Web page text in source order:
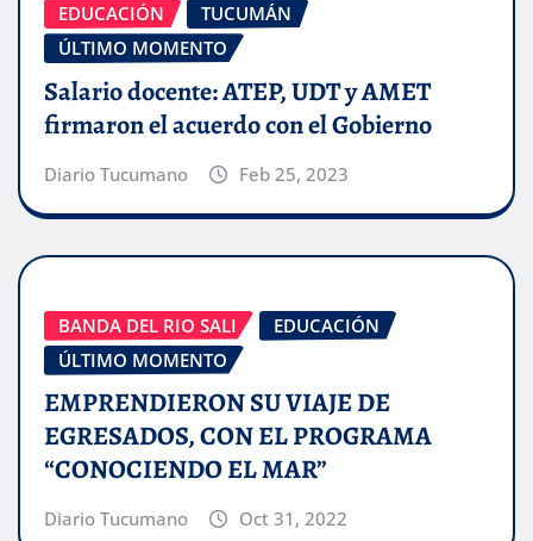
EDUCACIÓN
TUCUMÁN
ÚLTIMO MOMENTO
Salario docente: ATEP, UDT y AMET
firmaron el acuerdo con el Gobierno
Diario Tucumano Feb 25, 2023
BANDA DEL RIO SALI
EDUCACIÓN
ÚLTIMO MOMENTO
EMPRENDIERON SU VIAJE DE
EGRESADOS, CON EL PROGRAMA
“CONOCIENDO EL MAR”
Diario Tucumano Oct 31, 2022